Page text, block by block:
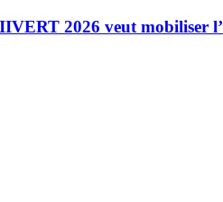
2026 veut mobiliser